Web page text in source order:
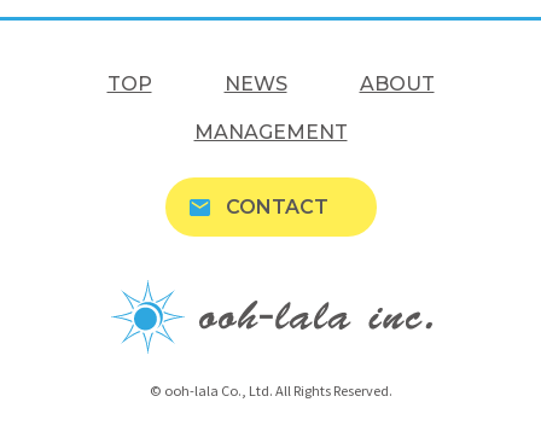
TOP NEWS ABOUT
MANAGEMENT
CONTACT
© ooh-lala Co., Ltd. All Rights Reserved.